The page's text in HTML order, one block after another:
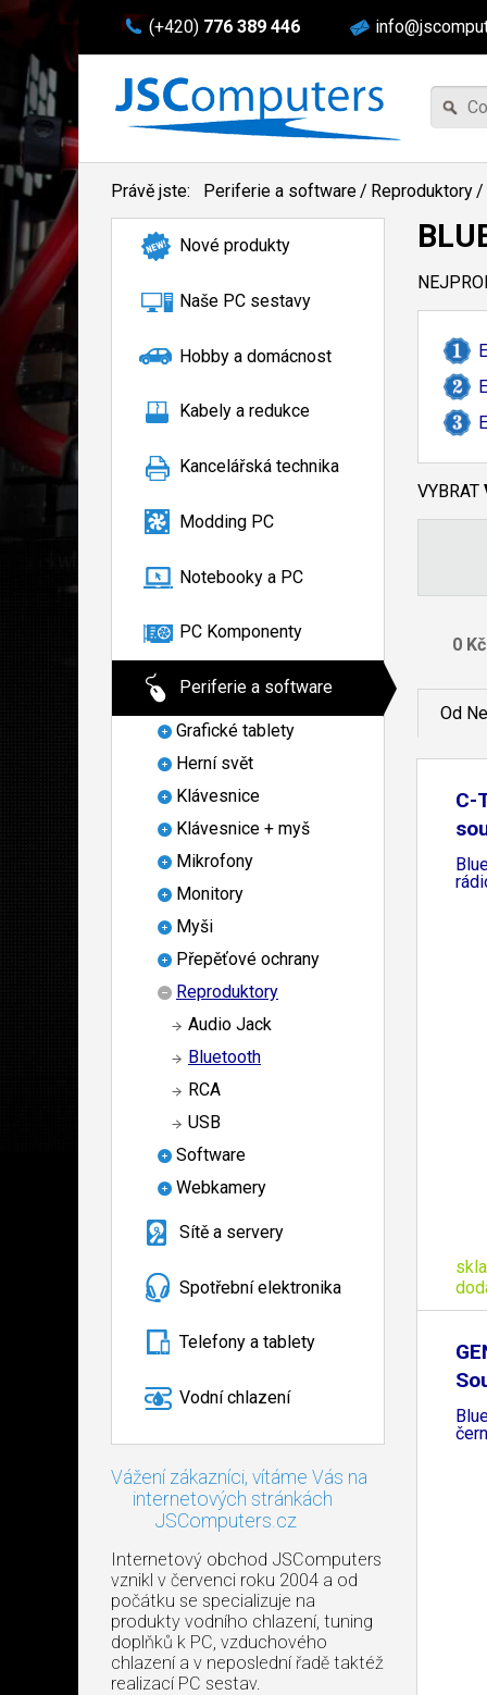
(+420) 776 389 446
Právě jste: Periferie a software/ Reproduktory/
Nové produkty
Naše PC sestavy
Hobby a domácnost
Kabely a redukce
Kancelářská technika
Modding PC
Notebooky a PC
PC Komponenty
Periferie a software
Grafické tablety
Herní svět
Klávesnice
Klávesnice + myš
Mikrofony
Monitory
Myši
Přepěťové ochrany
Reproduktory
Audio Jack
Bluetooth
RCA
USB
Software
Webkamery
Sítě a servery
Spotřební elektronika
Telefony a tablety
Vodní chlazení
Vážení zákazníci, vítáme Vás na
internetových stránkách
JSComputers.cz
Internetový obchod JSComputers
vznikl v červenci roku 2004 a od
počátku se specializuje na
produkty vodního chlazení, tuning
doplňků k PC, vzduchového
chlazení a v neposlední řadě taktéž
realizací PC sestav.
VYBRAT
Od
C-